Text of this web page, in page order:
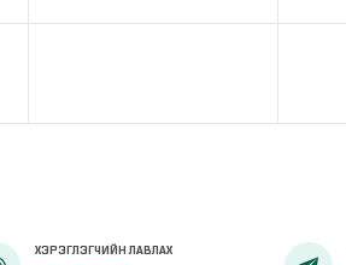
ХЭРЭГЛЭГЧИЙН ЛАВЛАХ